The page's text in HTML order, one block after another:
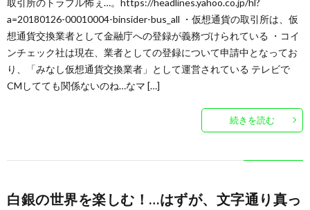
a=20180126-00010004-binsider-bus_all ・仮想通貨の取引所は、仮
想通貨交換業者として金融庁への登録が義務づけられている ・コイ
ンチェック社は現在、業者としての登録について申請中となってお
り、「みなし仮想通貨交換業者」として運営されている テレビで
CMしてても関係ないのね…なマ […]
続きを読む
白銀の世界を楽しむ！…はずが、文字通り真っ